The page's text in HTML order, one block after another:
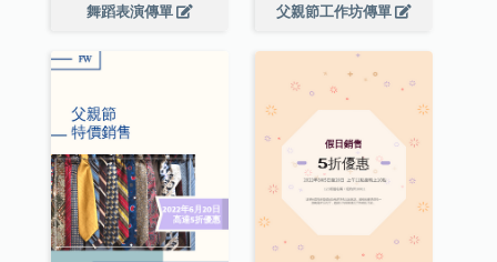
舞蹈表演傳單 父親節工作坊傳單